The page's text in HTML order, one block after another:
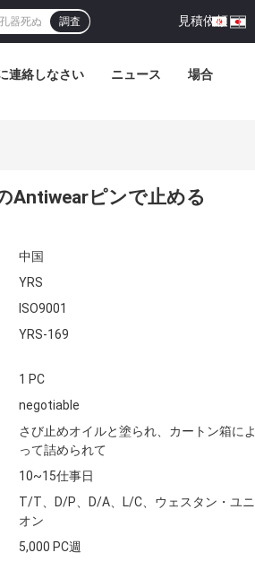
見積依頼 |
調査
連絡しなさい ニュース 場合
Antiwearピンで止める
中国
YRS
ISO9001
YRS-169
1 PC
negotiable
さび止めオイルと塗られ、カートン箱によ
って詰められて
10~15仕事日
T/T、D/P、D/A、L/C、ウェスタン・ユニ
オン
5,000 PC週